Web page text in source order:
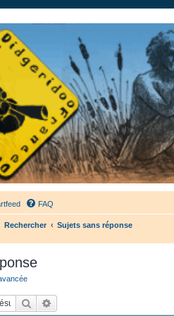
sur France Didgeridoo - retrouvez la communauté.
FAQ
Rechercher Sujets sans réponse
Rechercher